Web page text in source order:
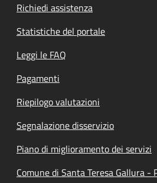
Richiedi assistenza
Statistiche del portale
Leggi le FAQ
Pagamenti
Riepilogo valutazioni
Segnalazione disservizio
Piano di miglioramento dei servizi
Comune di Santa Teresa Gallura -